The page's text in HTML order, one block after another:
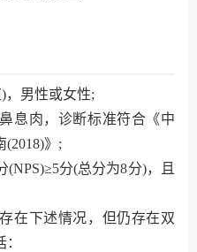
，男性或女性;
息肉，诊断标准符合《中
(2018)》;
分(总分为8分)，且
在下述情况，但仍存在双